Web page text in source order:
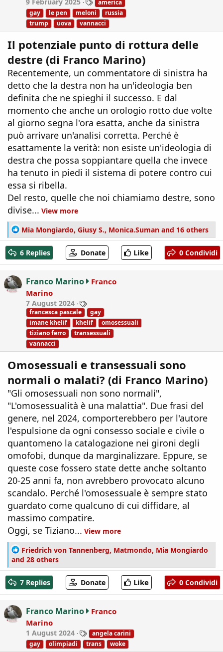
a
g
s
america
gay
le pen meloni
russia
trump
uova vannacci
Il potenziale punto di rottura delle
destre (di Franco Marino)
Recentemente, un commentatore di sinistra ha
detto che la destra non ha un'ideologia ben
definita che ne spieghi il successo. E dal
momento che anche un orologio rotto due volte
al giorno segna l'ora esatta, anche da sinistra
può arrivare un'analisi corretta. Perché è
esattamente la verità: non esiste un'ideologia di
destra che possa soppiantare quella che invece
ha tenuto in piedi il sistema di potere contro cui
essa si ribella.
Del resto, quelle che noi chiamiamo destre, sono
divise... View more
R
e
a
c
t
o
Mia Mongiardo, Giusy S., Monica.Suman and 16 others
6 Replies Donate Like 0 Condividi
Franco Marino
Franco
Marino
7 August 2024
T
a
g
s
francesca pascale
gay
imane khelif
khelif
omosessuali
tiziano ferro
transessuali
vannacci
Omosessuali e transessuali sono
normali o malati? (di Franco Marino)
"Gli omosessuali non sono normali",
"L'omosessualità è una malattia". Due frasi del
genere, nel 2024, comporterebbero per l'autore
l'espulsione da ogni consesso sociale e civile o
quantomeno la catalogazione nei gironi degli
omofobi, dunque da marginalizzare. Eppure, se
queste cose fossero state dette anche soltanto
20-25 anni fa, non avrebbero provocato alcuno
scandalo. Perché l'omosessuale è sempre stato
guardato come qualcuno di cui diffidare, al
massimo compatire.
Oggi, se Tiziano... View more
R
e
a
c
t
i
n
Friedrich von Tannenberg, Matmondo, Mia Mongiardo
and 28 others
7 Replies Donate Like 0 Condividi
Franco Marino
Franco
Marino
1 August 2024
T
a
g
angela carini
gay
olimpiadi trans woke